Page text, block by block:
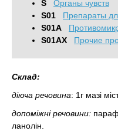
S
Органы чувств
S01
Препараты
S01A
S01AX
Прочие
Склад:
діюча речовина: 1г мазі
допоміжні речовини:
ланолін.